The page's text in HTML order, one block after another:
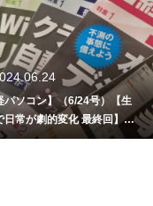
パソコン】（6/24号）【生
日常が劇的変化 最終回】 A
アプリケーション／サービ